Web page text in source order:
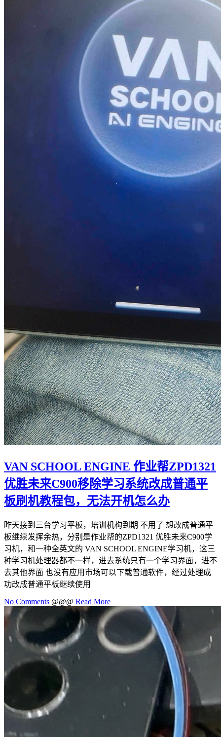
VAN SCHOOL ENGINE 作业帮ZPD1321
优胜未来C900移除学习系统改成普通平
板刷机教程包，无法开机怎么办
昨天接到三台学习平板，培训机构到期 不用了 想改成普通平
板继续发挥余热，分别是作业帮的ZPD1321 优胜未来C900学
习机，和一种全英文的 VAN SCHOOL ENGINE学习机，这三
种学习机处理器都不一样，进去系统只有一个学习界面，进不
去其他界面 也没有应用市场可以下载普通软件，经过处理成
功改成普通平板继续使用
No Comments @@@ Read More